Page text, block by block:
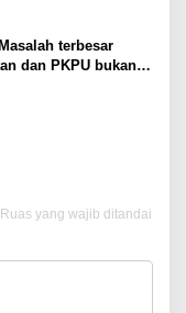
terbesar
dan PKPU bukan
Ruas yang wajib ditandai